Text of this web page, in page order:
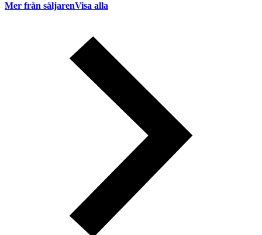
Mer från säljarenVisa alla